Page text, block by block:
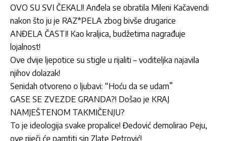
OVO SU SVI ČEKALI! Anđela se obratila Mileni Kačavendi
nakon što ju je RAZ*PELA zbog bivše drugarice
ANĐELA ČASTI! Kao kraljica, budžetima nagrađuje
lojalnost!
Ove dvije ljepotice su stigle u rijaliti – voditeljka najavila
njihov dolazak!
Senidah otvoreno o ljubavi: “Hoću da se udam”
GASE SE ZVEZDE GRANDA?! Došao je KRAJ
NAMJEŠTENOM TAKMIČENJU?
To je ideologija svake propalice! Đedović demolirao Peju,
ove riječi će pamtiti sin Zlate Petrović!